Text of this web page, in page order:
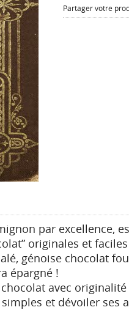
Partager votre
par excellence,
originales et
génoise chocolat
épargné !
avec
et dévoiler ses